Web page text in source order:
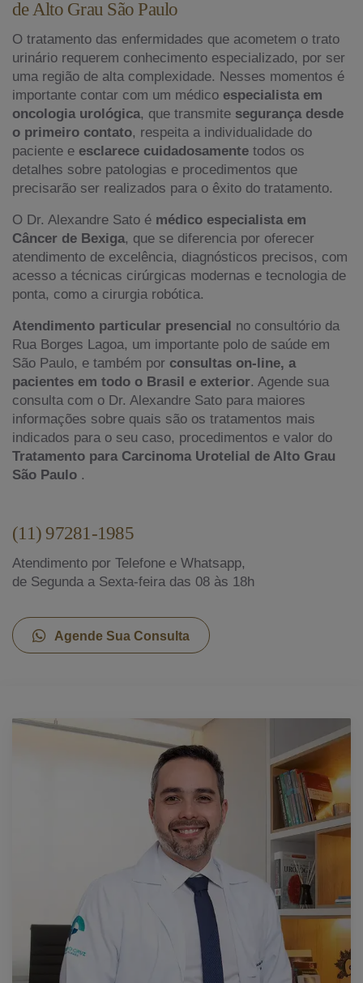
de Alto Grau São Paulo
O tratamento das enfermidades que acometem o trato
urinário requerem conhecimento especializado, por ser
uma região de alta complexidade. Nesses momentos é
importante contar com um médico especialista em
oncologia urológica, que transmite segurança desde
o primeiro contato, respeita a individualidade do
paciente e esclarece cuidadosamente todos os
detalhes sobre patologias e procedimentos que
precisarão ser realizados para o êxito do tratamento.
O Dr. Alexandre Sato é médico especialista em
Câncer de Bexiga, que se diferencia por oferecer
atendimento de excelência, diagnósticos precisos, com
acesso a técnicas cirúrgicas modernas e tecnologia de
ponta, como a cirurgia robótica.
Atendimento particular presencial no consultório da
Rua Borges Lagoa, um importante polo de saúde em
São Paulo, e também por consultas on-line, a
pacientes em todo o Brasil e exterior. Agende sua
consulta com o Dr. Alexandre Sato para maiores
informações sobre quais são os tratamentos mais
indicados para o seu caso, procedimentos e valor do
Tratamento para Carcinoma Urotelial de Alto Grau
São Paulo .
(11) 97281-1985
Atendimento por Telefone e Whatsapp,
de Segunda a Sexta-feira das 08 às 18h
Agende Sua Consulta